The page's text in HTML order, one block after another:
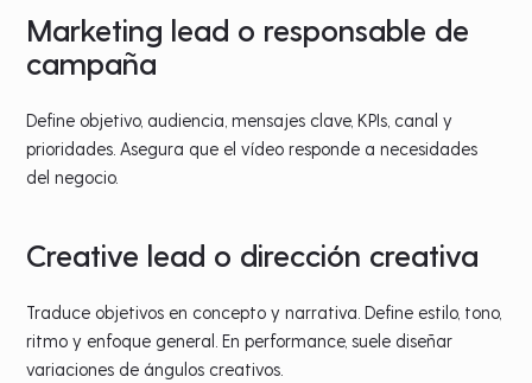
Marketing lead o responsable de
campaña
Define objetivo, audiencia, mensajes clave, KPIs, canal y
prioridades. Asegura que el vídeo responde a necesidades
del negocio.
Creative lead o dirección creativa
Traduce objetivos en concepto y narrativa. Define estilo, tono,
ritmo y enfoque general. En performance, suele diseñar
variaciones de ángulos creativos.